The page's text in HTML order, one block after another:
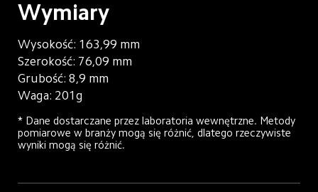
Wymiary
Wysokość: 163,99 mm
Szerokość: 76,09 mm
Grubość: 8,9 mm
Waga: 201g
* Dane dostarczane przez laboratoria wewnętrzne. Metody
pomiarowe w branży mogą się różnić, dlatego rzeczywiste
wyniki mogą się różnić.